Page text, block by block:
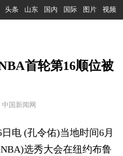
头条 山东 国内 国际 图片 视频
首轮第16顺位被
国新闻网
(孔令佑)当地时间6月
选秀大会在纽约布鲁